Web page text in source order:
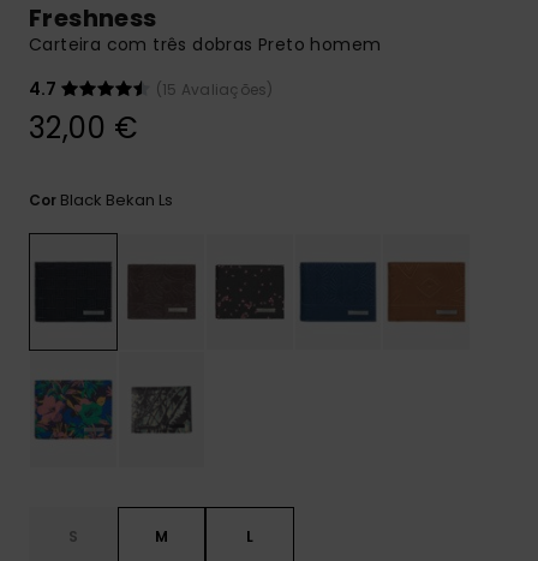
respostas
para as
Consultar
as FAQ
Freshness
Carteira com três dobras Preto homem
4.7
(15 Avaliações)
32,00 €
Cor Black Bekan Ls
S M L